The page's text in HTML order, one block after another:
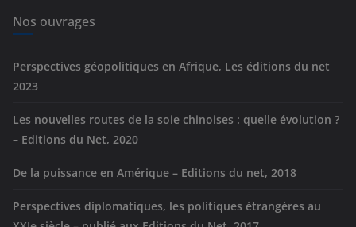
e
Nos ouvrages
Perspectives géopolitiques en Afrique, Les éditions du net
2023
Les nouvelles routes de la soie chinoises : quelle évolution ?
– Editions du Net, 2020
De la puissance en Amérique – Editions du net, 2018
Perspectives diplomatiques, les politiques étrangères au